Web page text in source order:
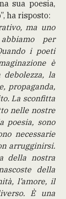
sua poesia,
ha risposto:
ma uno
per
i poeti
è
la
propaganda,
La sconfitta
nelle nostre
poesia, sono
necessarie
arrugginirsi.
della nostra
della
l’amore, il
È una